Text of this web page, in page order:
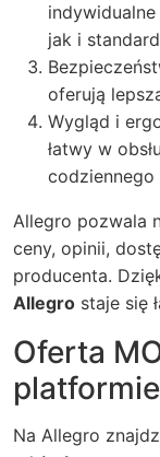
jak i
oferują
Wygląd i
łatwy w
Allegro pozwala
ceny, opinii,
producenta.
Allegro staje się
Oferta
Na Allegro